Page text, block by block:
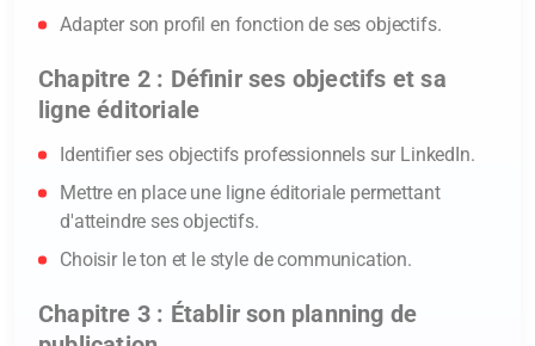
Adapter son profil en fonction de ses objectifs.
Chapitre 2 : Définir ses objectifs et sa
ligne éditoriale
Identifier ses objectifs professionnels sur LinkedIn.
Mettre en place une ligne éditoriale permettant
d'atteindre ses objectifs.
Choisir le ton et le style de communication.
Chapitre 3 : Établir son planning de
Nom* :
Prénom* :
Adresse e-mail* :